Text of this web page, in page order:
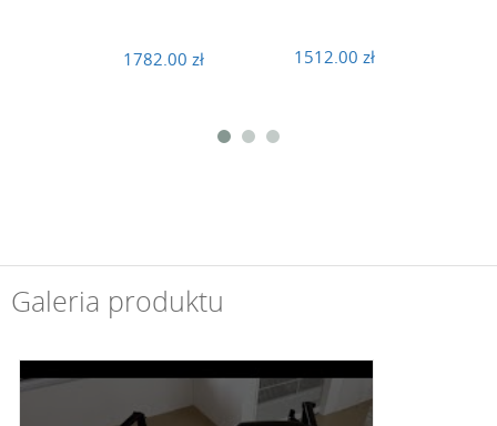
1782.00 zł 1512.00 zł
Galeria produktu